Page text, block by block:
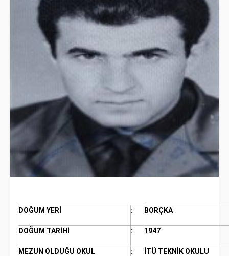
DOĞUM YERİ : BORÇKA
DOĞUM TARİHİ : 1947
MEZUN OLDUĞU OKUL : İTÜ TEKNİK OKULU